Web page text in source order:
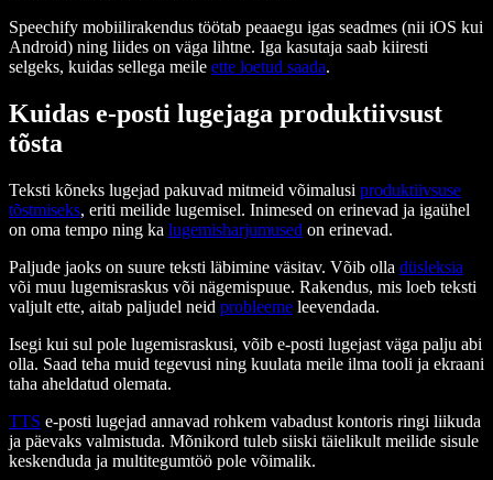
Speechify mobiilirakendus töötab peaaegu igas seadmes (nii iOS kui
Android) ning liides on väga lihtne. Iga kasutaja saab kiiresti
selgeks, kuidas sellega meile ette loetud saada.
Kuidas e-posti lugejaga produktiivsust
tõsta
Teksti kõneks lugejad pakuvad mitmeid võimalusi produktiivsuse
tõstmiseks, eriti meilide lugemisel. Inimesed on erinevad ja igaühel
on oma tempo ning ka lugemisharjumused on erinevad.
Paljude jaoks on suure teksti läbimine väsitav. Võib olla düsleksia
või muu lugemisraskus või nägemispuue. Rakendus, mis loeb teksti
valjult ette, aitab paljudel neid probleeme leevendada.
Isegi kui sul pole lugemisraskusi, võib e-posti lugejast väga palju abi
olla. Saad teha muid tegevusi ning kuulata meile ilma tooli ja ekraani
taha aheldatud olemata.
TTS e-posti lugejad annavad rohkem vabadust kontoris ringi liikuda
ja päevaks valmistuda. Mõnikord tuleb siiski täielikult meilide sisule
keskenduda ja multitegumtöö pole võimalik.